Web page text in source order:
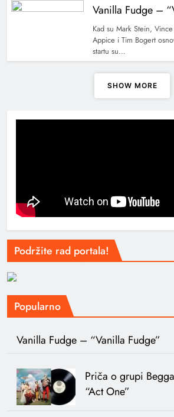
Vanilla Fudge –
Kad su Mark Stein,
Appice i Tim Bogert
startu su…
SHOW MORE
Podržite rad portala!
Popularno
Vanilla Fudge – “Vanilla Fudge”
Priča o grupi
“Act One”